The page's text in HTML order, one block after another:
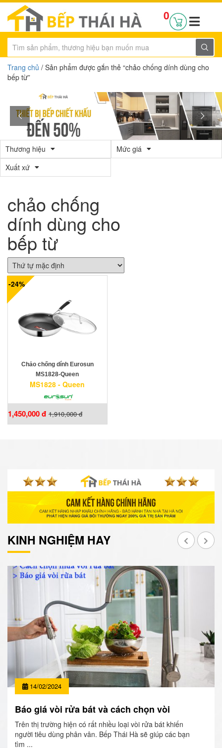
0
Trang chủ / Sản phẩm được gắn thẻ “chảo chống dính dùng cho
bếp từ”
Thương hiệu
Mức giá
Xuất xứ
chảo chống
dính dùng cho
bếp từ
-24%
Chảo chống dính Eurosun
MS1828-Queen
MS1828 - Queen
1,450,000 đ 1,910,000 đ
KINH NGHIỆM HAY
14/02/2024
Báo giá vòi rửa bát và cách chọn vòi
Trên thị trường hiện có rất nhiều loại vòi rửa bát khiến
người tiêu dùng phân vân. Bếp Thái Hà sẽ giúp các bạn
tìm ...